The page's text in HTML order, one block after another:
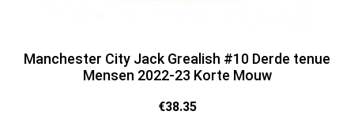
Manchester City Jack Grealish #10 Derde tenue
Mensen 2022-23 Korte Mouw
€38.35